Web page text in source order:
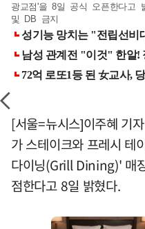
광교점'을 8일 공식 오픈한다고
및 DB 금지
[서울=뉴시스]이주혜 기
가 스테이크와 프레시 테
다이닝(Grill Dining)' 매
점한다고 8일 밝혔다.